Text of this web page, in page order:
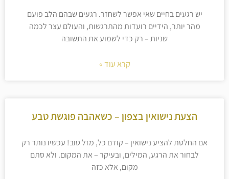
יש רגעים בחיים שאי אפשר לשחזר. רגעים שבהם הלב פועם
מהר יותר, הידיים רועדות מהתרגשות, והעולם עצר לכמה
שניות – רק כדי לשמוע את התשובה
קרא עוד »
הצעת נישואין בצפון – כשאהבה פוגשת טבע
אם החלטת להציע נישואין – קודם כל, מזל טוב! עכשיו נותר רק
לבחור את הרגע, המילים, ובעיקר – את המקום. ולא סתם
מקום, אלא כזה